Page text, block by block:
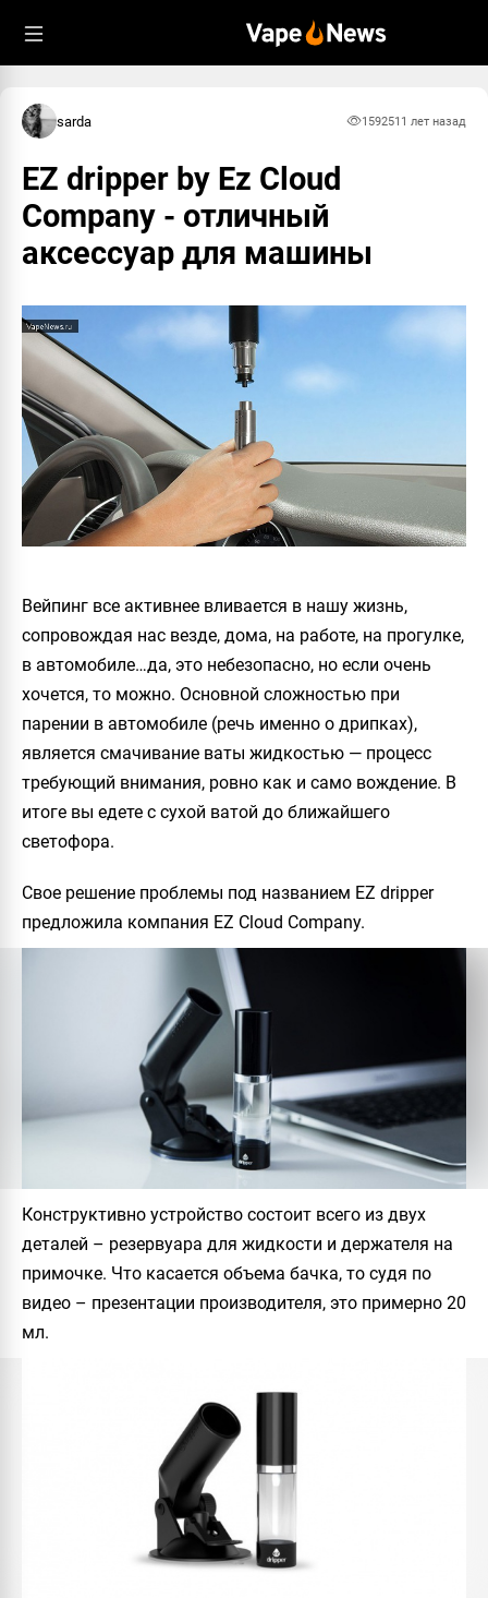
sarda 1592511 лет назад
EZ dripper by Ez Cloud
Company - отличный
аксессуар для машины
Вейпинг все активнее вливается в нашу жизнь,
сопровождая нас везде, дома, на работе, на прогулке,
в автомобиле…да, это небезопасно, но если очень
хочется, то можно. Основной сложностью при
парении в автомобиле (речь именно о дрипках),
является смачивание ваты жидкостью — процесс
требующий внимания, ровно как и само вождение. В
итоге вы едете с сухой ватой до ближайшего
светофора.
Свое решение проблемы под названием EZ dripper
предложила компания EZ Cloud Company.
Конструктивно устройство состоит всего из двух
деталей – резервуара для жидкости и держателя на
примочке. Что касается объема бачка, то судя по
видео – презентации производителя, это примерно 20
мл.